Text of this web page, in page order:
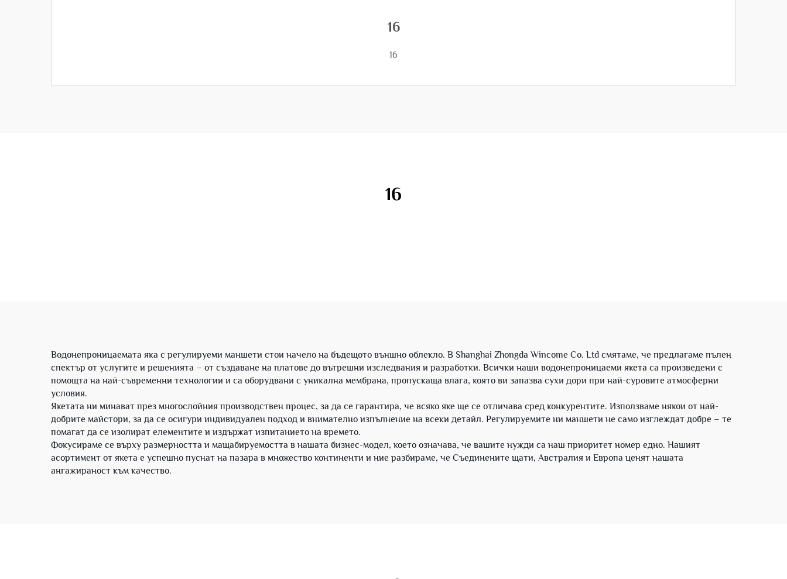
16
16
16
Водонепроницаемата яка с регулируеми маншети стои начело на бъдещото външно облекло. В Shanghai Zhongda Wincome Co. Ltd смятаме, че предлагаме пълен
спектър от услугите и решенията – от създаване на платове до вътрешни изследвания и разработки. Всички наши водонепроницаеми якета са произведени с
помощта на най-съвременни технологии и са оборудвани с уникална мембрана, пропускаща влага, която ви запазва сухи дори при най-суровите атмосферни
условия.
Якетата ни минават през многослойния производствен процес, за да се гарантира, че всяко яке ще се отличава сред конкурентите. Използваме някои от най-
добрите майстори, за да се осигури индивидуален подход и внимателно изпълнение на всеки детайл. Регулируемите ни маншети не само изглеждат добре – те
помагат да се изолират елементите и издържат изпитанието на времето.
Фокусираме се върху размерността и мащабируемостта в нашата бизнес-модел, което означава, че вашите нужди са наш приоритет номер едно. Нашият
асортимент от якета е успешно пуснат на пазара в множество континенти и ние разбираме, че Съединените щати, Австралия и Европа ценят нашата
ангажираност към качество.